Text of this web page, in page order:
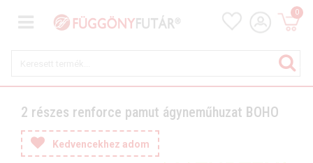
0
2 részes renforce pamut ágyneműhuzat BOHO
Kedvencekhez adom